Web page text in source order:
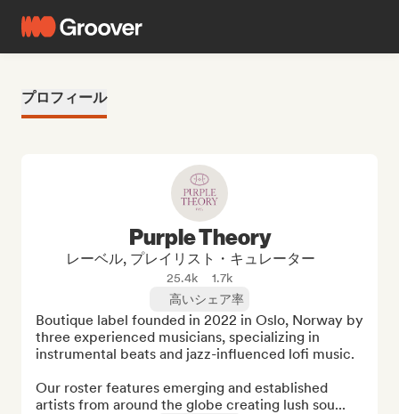
プロフィール
Purple Theory
レーベル, プレイリスト・キュレーター
25.4k
1.7k
高いシェア率
Boutique label founded in 2022 in Oslo, Norway by
three experienced musicians, specializing in
instrumental beats and jazz-influenced lofi music.
Our roster features emerging and established
artists from around the globe creating lush sou...